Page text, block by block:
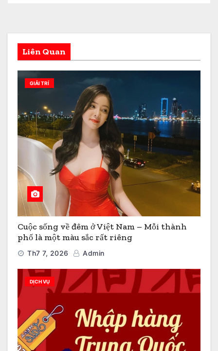
Liên Quan
GIẢI TRÍ
Cuộc sống về đêm ở Việt Nam – Mỗi thành
phố là một màu sắc rất riêng
Th7 7, 2026 Admin
DỊCH VỤ